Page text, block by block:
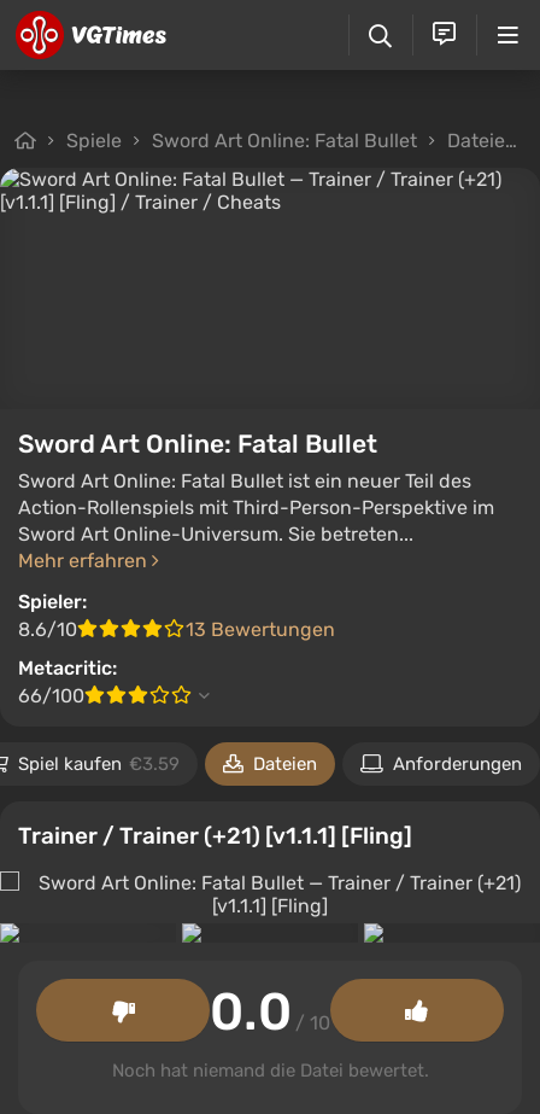
Spiele Sword Art Online: Fatal Bullet Dateien
Sword Art Online: Fatal Bullet
Sword Art Online: Fatal Bullet ist ein neuer Teil des
Action-Rollenspiels mit Third-Person-Perspektive im
Sword Art Online-Universum. Sie betreten...
Mehr erfahren
Spieler:
8.6/10
13 Bewertungen
Metacritic:
66/100
Spiel kaufen €3.59 Dateien Anforderungen
Trainer / Trainer (+21) [v1.1.1] [Fling]
0.0 / 10
Noch hat niemand die Datei bewertet.